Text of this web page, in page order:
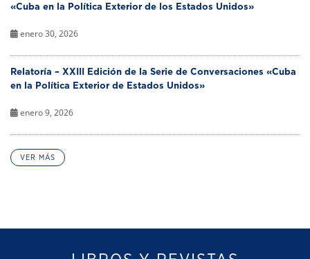
«Cuba en la Política Exterior de los Estados Unidos»
enero 30, 2026
Relatoría – XXIII Edición de la Serie de Conversaciones «Cuba
en la Política Exterior de Estados Unidos»
enero 9, 2026
VER MÁS